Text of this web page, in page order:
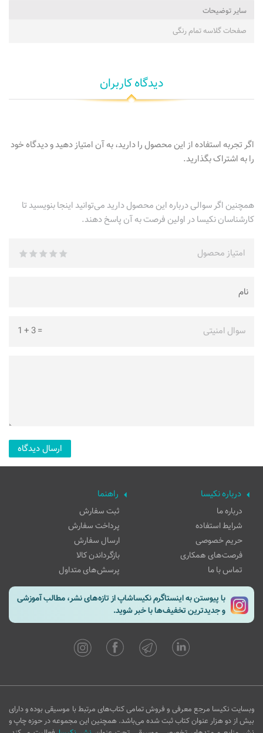
ساير توضيحات
صفحات گلاسه تمام رنگی
دیدگاه کاربران
اگر تجربه استفاده از این محصول را دارید، به آن امتیاز دهید و دیدگاه خود
را به اشتراک بگذارید.
همچنین اگر سوالی درباره این محصول دارید می‌توانید اینجا بنویسید تا
کارشناسان نکیسا در اولین فرصت به آن پاسخ دهند.
امتیاز محصول
سوال امنیتی =
3
+
1
درباره نکیسا
درباره ما
شرایط استفاده
حریم خصوصی
فرصت‌های همکاری
تماس با ما
راهنما
ثبت سفارش
پرداخت سفارش
ارسال سفارش
بازگرداندن کالا
پرسش‌های متداول
با پیوستن به اینستاگرم نکیساشاپ از تازه‌های نشر، مطالب آموزشی
و جدیدترین تخفیف‌ها با خبر شوید.
وبسایت نکیسا مرجع معرفی و فروش تمامی کتاب‌های مرتبط با موسیقی بوده و دارای
بیش از دو هزار عنوان کتاب ثبت شده می‌باشد. همچنین این مجموعه در حوزه چاپ و